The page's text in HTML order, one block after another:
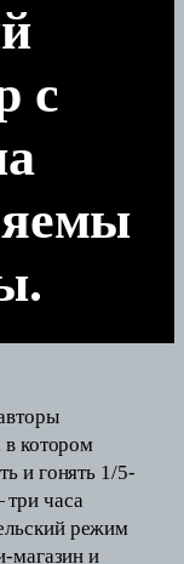
с
котором
и гонять 1/5-
часа
режим
магазин и